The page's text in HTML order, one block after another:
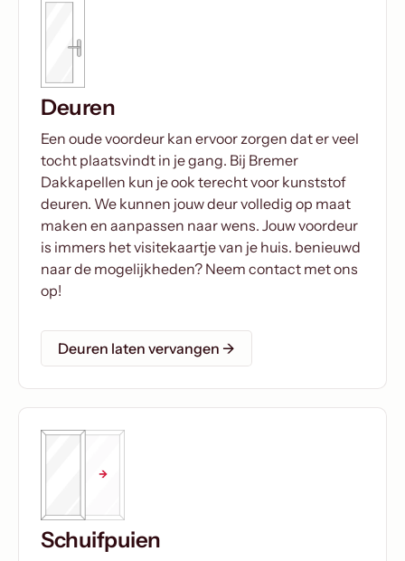
Deuren
Een oude voordeur kan ervoor zorgen dat er veel
tocht plaatsvindt in je gang. Bij Bremer
Dakkapellen kun je ook terecht voor kunststof
deuren. We kunnen jouw deur volledig op maat
maken en aanpassen naar wens. Jouw voordeur
is immers het visitekaartje van je huis. benieuwd
naar de mogelijkheden? Neem contact met ons
op!
Deuren laten vervangen →
Schuifpuien